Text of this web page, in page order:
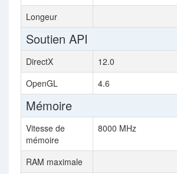
Longeur
Soutien API
DirectX 12.0
OpenGL
4.6
Mémoire
Vitesse de
mémoire
8000 MHz
RAM maximale